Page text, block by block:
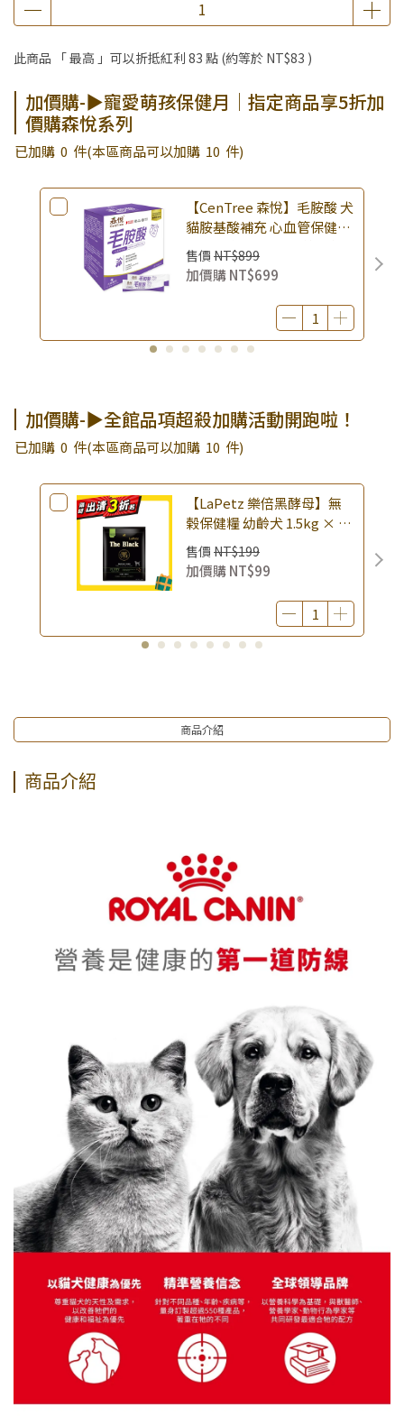
▶全館不限消費金額｜享超值價$19起 加購自然主義嚐鮮試吃
▶王國加購活動 訂單享超值優惠價加購好物
▶寵愛萌孩保健月｜指定商品享5折加價購森悅系列
▶全館品項超殺加購活動開跑啦！
▶皇家 購買指定商品送美容梳
止)
▶皇家 購買指定商品送主食濕糧 (二選一)
此商品 「 最高 」可以折抵紅利 83 點 (約等於 NT$83 )
加價購-▶寵愛萌孩保健月｜指定商品享5折加
價購森悅系列
已加購 0 件(本區商品可以加購 10 件)
【CenTree 森悅】毛胺酸 犬
貓胺基酸補充 心血管保健
1g×30包入 × 盒｜抗氧化
活力維持 日常營養
售價 NT$899
加價購NT$699
加價購-▶全館品項超殺加購活動開跑啦！
已加購 0 件(本區商品可以加購 10 件)
【LaPetz 樂倍黑酵母】無
榖保健糧 幼齡犬 1.5kg × 包
｜(廠效期20260818) 狗乾糧
狗飼料 幼犬飼料 無穀配方｜
即期品
售價 NT$199
加價購NT$99
商品介紹
商品介紹